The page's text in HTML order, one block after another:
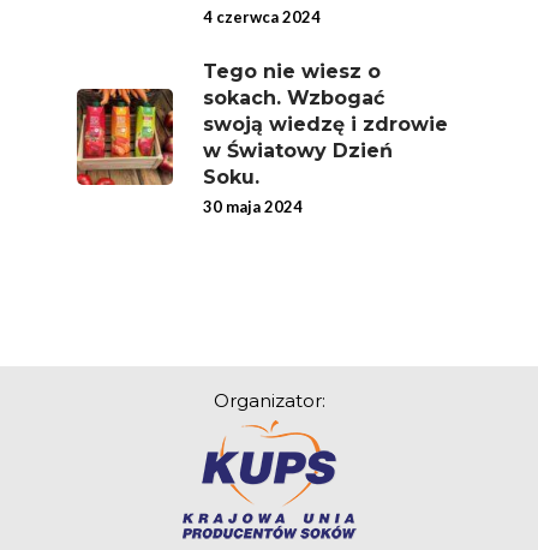
4 czerwca 2024
Tego nie wiesz o
sokach. Wzbogać
swoją wiedzę i zdrowie
w Światowy Dzień
Soku.
30 maja 2024
Organizator: